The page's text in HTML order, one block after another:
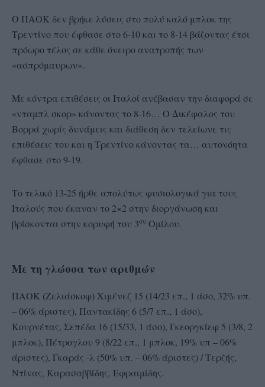
Ο ΠΑΟΚ δεν βρήκε λύσεις στο πολύ καλό μπλοκ της
Τρεντίνο που έφθασε στο 6-10 και το 8-14 βάζοντας έτσι
πρόωρο τέλος σε κάθε όνειρο ανατροπής των
«ασπρόμαυρων».
Με κόντρα επιθέσεις οι Ιταλοί ανέβασαν την διαφορά σε
«νταμπλ σκορ» κάνοντας το 8-16… Ο Δικέφαλος του
Βορρά χωρίς δυνάμεις και διάθεση δεν τελείωνε τις
επιθέσεις του και η Τρεντίνο κάνοντας τα… αυτονόητα
έφθασε στο 9-19.
Το τελικό 13-25 ήρθε απολύτως φυσιολογικά για τους
Ιταλούς που έκαναν το 2×2 στην διοργάνωση και
βρίσκονται στην κορυφή του 3ου Ομίλου.
Με τη γλώσσα των αριθμών
ΠΑΟΚ (Ζελιάσκοφ) Χιμένεζ 15 (14/23 επ., 1 άσο, 32% υπ.
– 06% άριστες), Παντακίδης 6 (5/7 επ., 1 άσο),
Κουρνέτας, Σεπέδα 16 (15/33, 1 άσο), Γκεοργκίεφ 5 (3/8, 2
μπλοκ), Πέτρογλου 9 (8/22 επ., 1 μπλοκ, 19% υπ – 06%
άριστες), Γκαράς -λ (50% υπ. – 06% άριστες) / Τερζής,
Ντίνας, Καρασαββίδης, Εφραιμίδης.